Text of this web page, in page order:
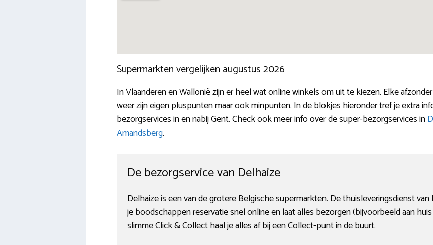
Supermarkten vergelijken augustus 2026
In Vlaanderen en Wallonië zijn er heel wat online winkels om uit te kiezen. Elke
weer zijn eigen pluspunten maar ook minpunten. In de blokjes hieronder tref je extra
bezorgservices in en nabij Gent. Check ook meer info over de super-bezorgservices in
Amandsberg.
De bezorgservice van Delhaize
Delhaize is een van de grotere Belgische supermarkten. De thuisleveringsdienst
je boodschappen reservatie snel online en laat alles bezorgen (bijvoorbeeld aan
slimme Click & Collect haal je alles af bij een Collect-punt in de buurt.